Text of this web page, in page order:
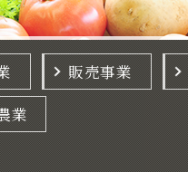
販売事業
業